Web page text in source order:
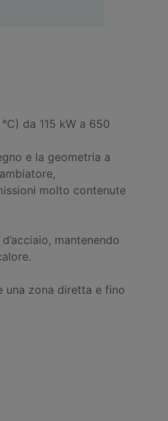
da 115 kW a 650
e la geometria a
molto contenute
mantenendo
una zona diretta e fino